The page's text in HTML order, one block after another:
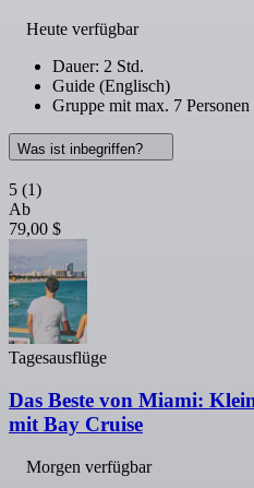
Heute verfügbar
Dauer: 2 Std.
Guide (Englisch)
Gruppe mit max. 7 Personen
Was ist inbegriffen?
5 (1)
Ab
79,00 $
Tagesausflüge
Das Beste von Miami:
mit Bay Cruise
Morgen verfügbar